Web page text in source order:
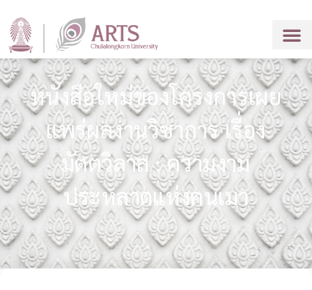
หนังสือใหม่ของโครงการเผย
แพร่ผลงานวิชาการ เรื่อง
มัตตวิลาส : ความงาม
ประหลาดแห่งคนเมา